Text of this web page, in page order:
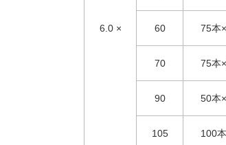
6.0 × 60 75本
70 75本
90 50本
105 100